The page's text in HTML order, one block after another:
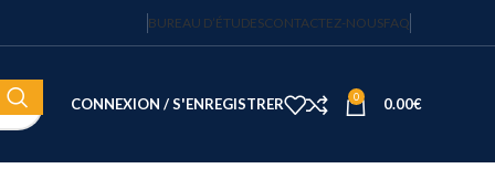
BUREAU D’ÉTUDESCONTACTEZ-NOUSFAQ
CONNEXION / S'ENREGISTRER 0 0.00€